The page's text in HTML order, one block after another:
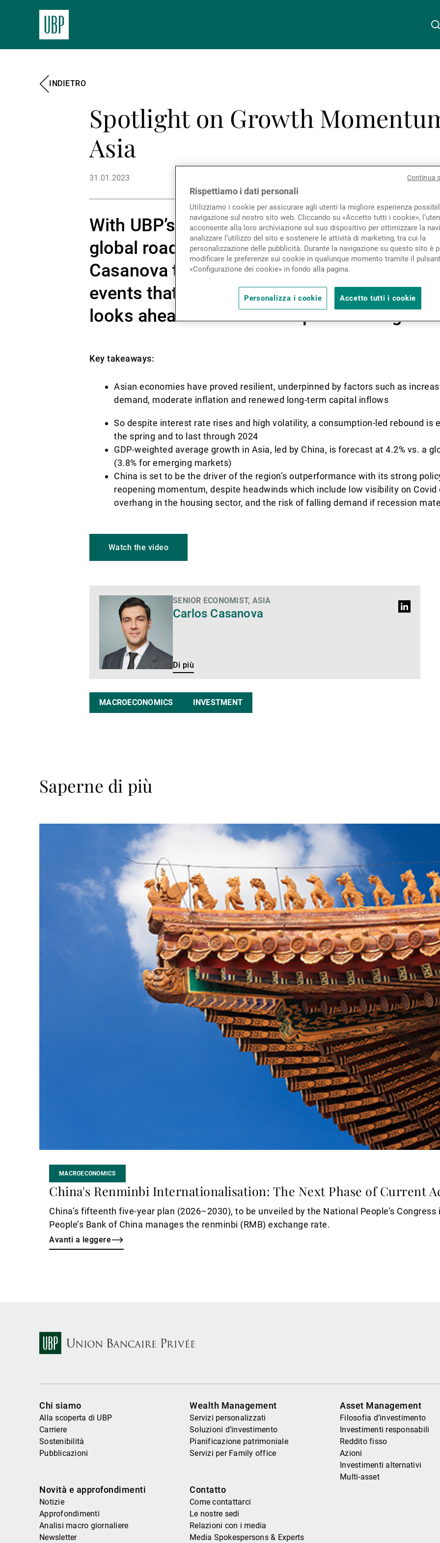
Wealth Management
Gestori patrimoniali indipendenti
Novità e approfondimenti
Contatto
INDIETRO
Spotlight on Growth
Asia
31.01.2023 Condividere
With UBP’s Investment Outlook 2023
global roadshow, our Asia Senior
Casanova takes stock of the major
events that marked 2022 in and around
looks ahead to the landscape unfolding in
Key takeaways:
Asian economies have proved resilient, underpinned by factors such as
demand, moderate inflation and renewed long-term capital inflows
So despite interest rate rises and high volatility, a consumption-led rebound is
the spring and to last through 2024
GDP-weighted average growth in Asia, led by China, is forecast at 4.2% vs. a
(3.8% for emerging markets)
China is set to be the driver of the region’s outperformance with its strong
reopening momentum, despite headwinds which include low visibility on
overhang in the housing sector, and the risk of falling demand if recession
Watch the video
Carlos Casanova
SENIOR ECONOMIST, ASIA
Di più
Profilo
MACROECONOMICS INVESTMENT
Saperne di più
MACROECONOMICS
China's Renminbi Internationalisation: The Next Phase of Current
China’s fifteenth five-year plan (2026–2030), to be unveiled by the National People’s
People’s Bank of China manages the renminbi (RMB) exchange rate.
Avanti a leggere
Chi siamo
Alla scoperta di UBP
Carriere
Sostenibilità
Pubblicazioni
Wealth Management
Servizi personalizzati
Soluzioni d’investimento
Pianificazione patrimoniale
Servizi per Family office
Asset Management
Filosofia d’investimento
Investimenti responsabili
Reddito fisso
Azioni
Investimenti alternativi
Multi-asset
Novità e approfondimenti
Notizie
Approfondimenti
Analisi macro giornaliere
Newsletter
Contatto
Come contattarci
Le nostre sedi
Relazioni con i media
Media Spokespersons & Experts
Rispettiamo i dati personali
Utilizziamo i cookie per assicurare agli utenti la migliore esperienza
navigazione sul nostro sito web. Cliccando su «Accetto tutti i cookie»,
acconsente alla loro archiviazione sul suo dispositivo per ottimizzare la
analizzare l’utilizzo del sito e sostenere le attività di marketing, tra cui la
personalizzazione delle pubblicità. Durante la navigazione su questo sito è
modificare le preferenze sui cookie in qualunque momento tramite il
«Configurazione dei cookie» in fondo alla pagina.
Personalizza i cookie Accetto tutti i cookie
Continua